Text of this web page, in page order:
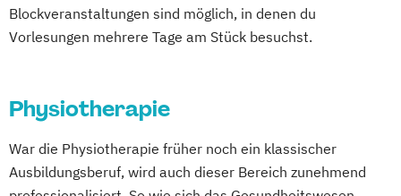
Blockveranstaltungen sind möglich, in denen du
Vorlesungen mehrere Tage am Stück besuchst.
Physiotherapie
War die Physiotherapie früher noch ein klassischer
Ausbildungsberuf, wird auch dieser Bereich zunehmend